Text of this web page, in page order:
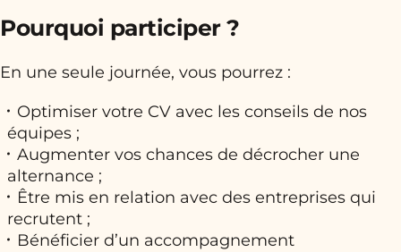
Pourquoi participer ?
En une seule journée, vous pourrez :
Optimiser votre CV avec les conseils de nos
équipes ;
Augmenter vos chances de décrocher une
alternance ;
Être mis en relation avec des entreprises qui
recrutent ;
Bénéficier d’un accompagnement